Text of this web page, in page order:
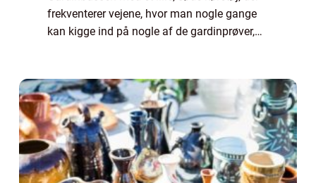
frekventerer vejene, hvor man nogle gange
kan kigge ind på nogle af de gardinprøver,